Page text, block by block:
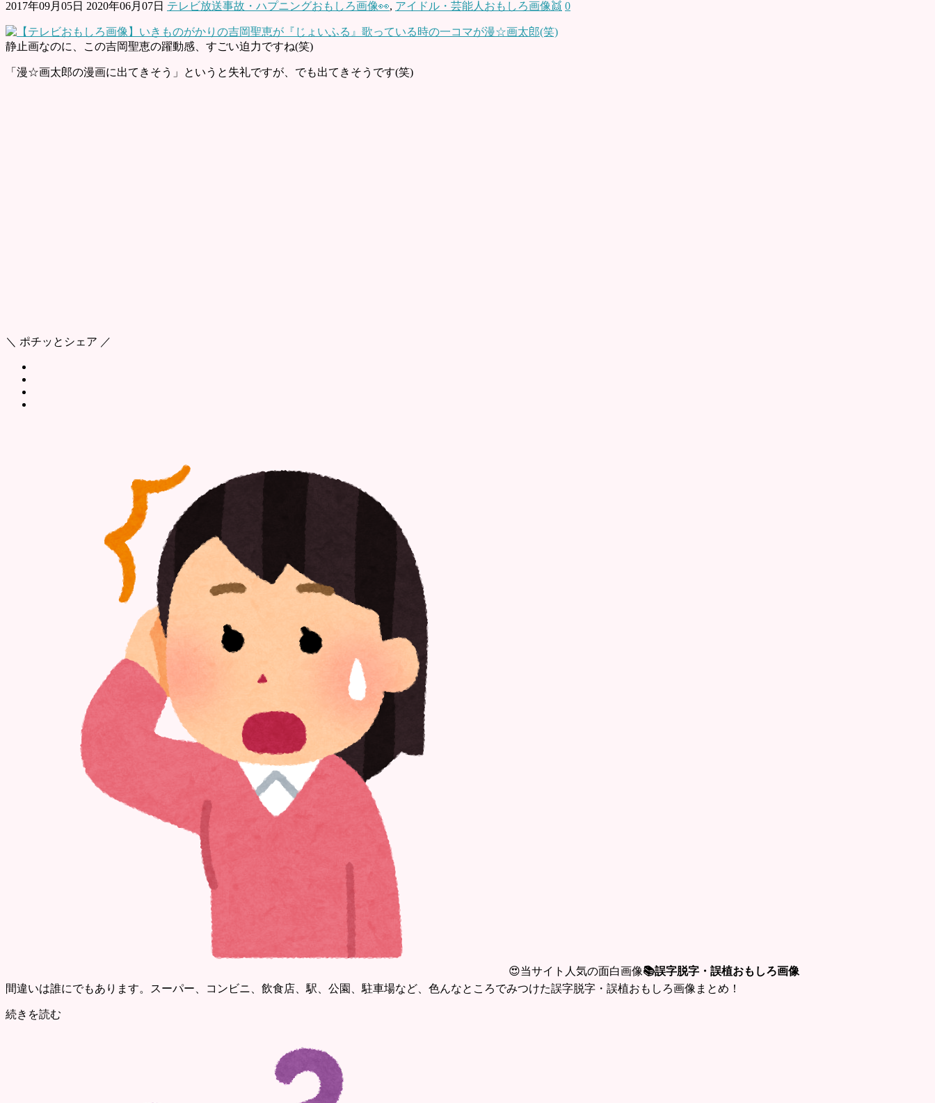
2017年09月05日 2020年06月07日 テレビ放送事故・ハプニングおもしろ画像👀, アイドル・芸能人おもしろ画像👯 0
静止画なのに、この吉岡聖恵の躍動感、すごい迫力ですね(笑)
「漫☆画太郎の漫画に出てきそう」というと失礼ですが、でも出てきそうです(笑)
＼ ポチッとシェア ／
😍当サイト人気の面白画像📚誤字脱字・誤植おもしろ画像
間違いは誰にでもあります。スーパー、コンビニ、飲食店、駅、公園、駐車場など、色んなところでみつけた誤字脱字・誤植おもしろ画像まとめ！
続きを読む